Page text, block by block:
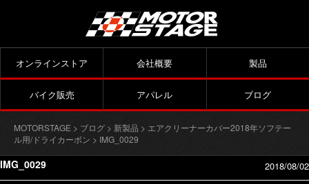
オンラインストア 会社概要 製品
バイク販売 アパレル ブログ
MOTORSTAGE > ブログ > 新製品 > エアクリーナーカバー2018年ソフテー
ル用/ドライカーボン > IMG_0029
IMG_0029 2018/08/02